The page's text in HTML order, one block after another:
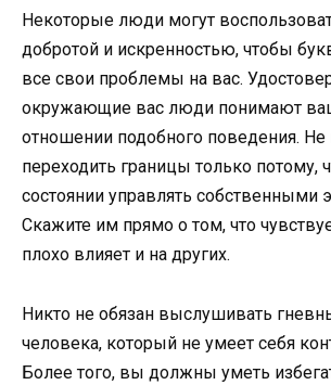
Некоторые люди могут
добротой и искренностью, чтобы
все свои проблемы на вас.
окружающие вас люди понимают
отношении подобного поведения. Не
переходить границы только потому,
состоянии управлять собственными
Скажите им прямо о том, что
плохо влияет и на других.
Никто не обязан выслушивать
человека, который не умеет себя
Более того, вы должны уметь